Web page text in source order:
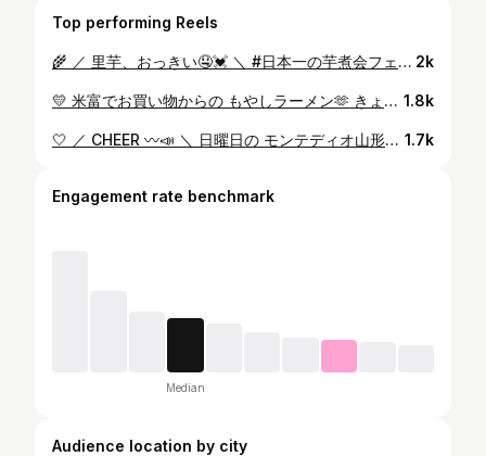
Top performing Reels
🌾 ／ 里芋、おっきい🤤💓 ＼ #日本一の芋煮会フェスティバル もちろんちゃんと食べてますよ〜 𖤣𖥧𖥣𖡡𖥧𖤣 毎年この時期になると 私の身体を流れているのは 血液じゃなく芋煮の汁のような気がする🫣❤️ 山形県民あるある🫰 そして今夜は 豚肉、味噌味の芋煮をたべることに決めた！ 庄内人あるある🫰 𖤣𖥧𖥣𖡡𖥧𖤣 #日本一の芋煮会フェスティバル #芋煮会 #芋煮 #秋 #河川敷 #新米の季節 #ふるさとの味 #山形名物 #山形観光 #山形旅行 #山形旅 #山形グルメ #汗だく女子 #どよーびぽんち #テレビユー山形 #アナウンサー #女子アナ #地方局 #渡部有 #山形 #autumn #september #yamagata #yamagatastyle #photography #photo #travel #travelgram #followme 𖤣𖥧𖥣𖡡𖥧𖤣 2k
💛 米富でお買い物からの もやしラーメン🫶 きょうも一段と ダクダクでした🤗🍜 ❤︎ #もやしラーメン #らぶです #山辺町 #山形ラーメン #山形県ラーメン #ラーメン #ラーメン女子 #あんかけラーメン #表面張力 #米富繊維 #ヨネトミストア #ショッピング #yonetomiseni #yonetomistore #shopping #アナウンサー #テレビユー山形 #女子アナ #地方局 #テレビ局 #渡部有 #山形 #東北 #イエベ #イエベ秋 #休日の過ごし方 #お休みの日の過ごし方 #yamagata #예쁘다 #귀엽다 @yonetomistore 1.8k
🤍 ／ CHEER 〰️📣 ＼ 日曜日の モンテディオ山形vs ジェフユナイテッド千葉の試合⚽️‼️ たくさんの写真を見返す度に みんなとの楽しすぎる思い出が蘇る💙💛 𓀤 お願いです🤲 毎試合踊らせてくださーい🫣💌笑 @montediogram @aita_kentaro 𓀤 #ガールズデー #モンテディオ山形 #ジェフユナイテッド千葉 #モンテ #サッカー #サッカー観戦 #jリーグ #チア #チアリーダー #スポーツ観戦 #サッカー女子 #サッカーコーデ #ユニホーム女子 #山形 #千葉 #山形観光 #勝利の女神になりたい #テレビユー山形 #アナウンサー #女子アナ #渡部有 #地方局 #東北 #yamagata #soccer #montedio #cheer #cheerleader #photo #photography 𓀤 1.7k
Engagement rate benchmark
Median
Audience location by city